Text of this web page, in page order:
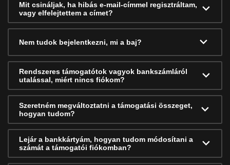
Mit csináljak, ha hibás e-mail-címmel regisztráltam,
vagy elfelejtettem a címet?
Nem tudok bejelentkezni, mi a baj?
Rendszeres támogatótok vagyok bankszámláról
utalással, miért nincs fiókom?
Szeretném megváltoztatni a támogatási összeget,
hogyan tudom?
Lejár a bankkártyám, hogyan tudom módosítani a
számát a támogatói fiókomban?